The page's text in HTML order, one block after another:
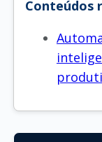
Conteúdos